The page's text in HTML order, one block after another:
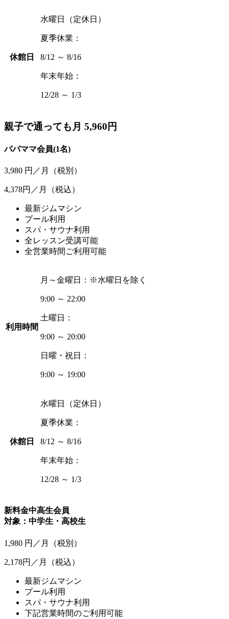
休館日
水曜日（定休日）
夏季休業：
8/12 ～ 8/16
年末年始：
12/28 ～ 1/3
親子で通っても月 5,960円
パパママ会員(1名)
3,980 円／月 （税別）
4,378円／月 （税込）
最新ジムマシン
プール利用
スパ・サウナ利用
全レッスン受講可能
全営業時間ご利用可能
利用時間
月～金曜日： ※水曜日を除く
9:00 ～ 22:00
土曜日：
9:00 ～ 20:00
日曜・祝日：
9:00 ～ 19:00
休館日
水曜日（定休日）
夏季休業：
8/12 ～ 8/16
年末年始：
12/28 ～ 1/3
新料金中高生会員
対象：中学生・高校生
1,980 円／月 （税別）
2,178円／月 （税込）
最新ジムマシン
プール利用
スパ・サウナ利用
下記営業時間のご利用可能